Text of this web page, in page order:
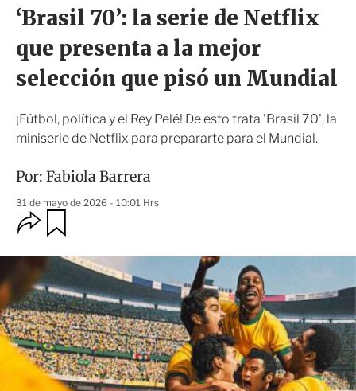
e
s
ó
n
i
o
r
‘Brasil 70’: la serie de Netflix
que presenta a la mejor
selección que pisó un Mundial
¡Fútbol, política y el Rey Pelé! De esto trata 'Brasil 70', la
miniserie de Netflix para prepararte para el Mundial.
Por: Fabiola Barrera
31 de mayo de 2026 - 10:01 Hrs
O
p
i
o
n
e
s
d
e
c
o
r
a
r